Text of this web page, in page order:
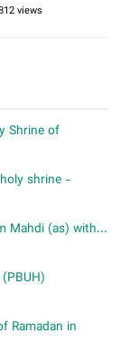
views
Shrine of
shrine -
Mahdi (as) with...
Ramadan in